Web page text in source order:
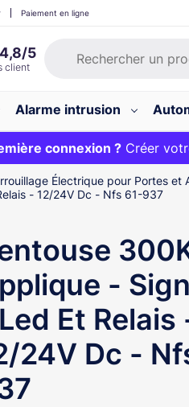
Paiement en ligne
Alarme intrusion
OFFERT sur votre panier
connexion ?Créer
:
Électrique pour Portes et
- 12/24V Dc - Nfs 61-937
-
Et Relais
24V Dc -